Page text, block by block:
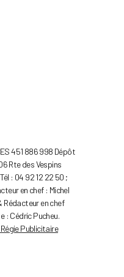
451 886 998 Dépôt
Rte des Vespins
: 04 92 12 22 50 ;
en chef : Michel
Rédacteur en chef
: Cédric Pucheu.
Publicitaire